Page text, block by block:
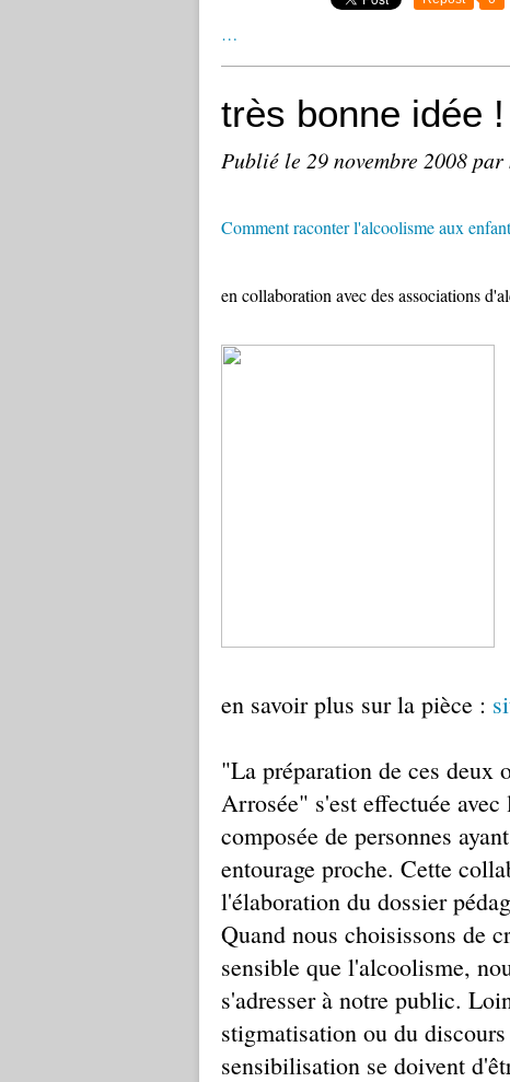
…
très bonne idée !
Publié le 29 novembre 2008par
Comment raconter l'alcoolisme aux
en collaboration avec des associations
en savoir plus sur la pièce :
"La préparation de ces deux
Arrosée" s'est effectuée
composée de personnes
entourage proche. Cette
l'élaboration du dossier
Quand nous choisissons de
sensible que l'alcoolisme,
s'adresser à notre public.
stigmatisation ou du
sensibilisation se doivent